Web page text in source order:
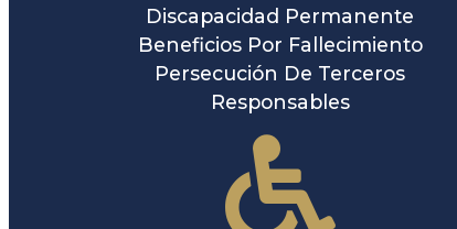
Discapacidad Permanente
Beneficios Por Fallecimiento
Persecución De Terceros
Responsables